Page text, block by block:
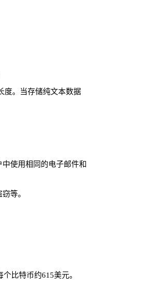
度。当存储纯文本数据
使用相同的电子邮件和
等。
比特币约615美元。